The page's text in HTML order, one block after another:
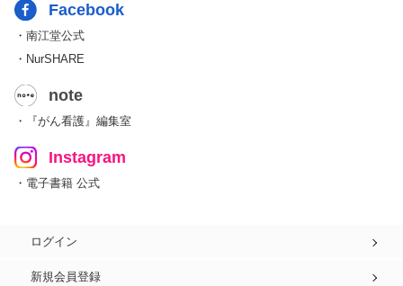
Facebook
・南江堂公式
・NurSHARE
note
・『がん看護』編集室
Instagram
・電子書籍 公式
ログイン
新規会員登録